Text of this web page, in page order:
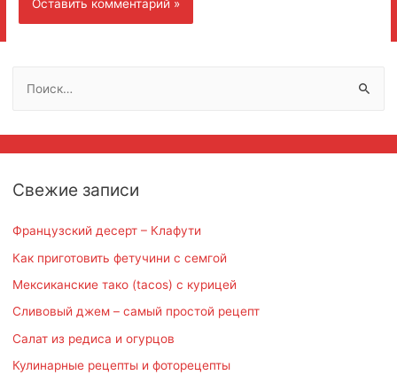
:Свежие записи
Французский десерт – Клафути
Как приготовить фетучини с семгой
Мексиканские тако (tacos) с курицей
Сливовый джем – самый простой рецепт
Салат из редиса и огурцов
Кулинарные рецепты и фоторецепты